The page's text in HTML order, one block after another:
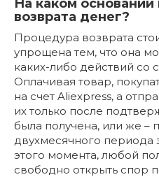
На каком
возврата денег?
Процедура возврата
упрощена тем, что она
каких-либо действий со
Оплачивая товар,
на счет Aliexpress, а
их только после
была получена, или же –
двухмесячного периода
этого момента, любой
свободно открыть спор